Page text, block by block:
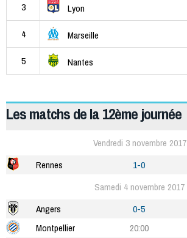
3 Lyon
4 Marseille
5 Nantes
Les matchs de la 12ème journée
Vendredi 3 novembre 2017
Rennes
1-0
Samedi 4 novembre 2017
Angers
0-5
Montpellier
20:00